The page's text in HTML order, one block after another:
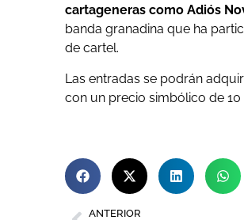
cartageneras como Adiós
banda granadina que ha
de cartel.
Las entradas se podrán
con un precio simbólico de
ANTERIOR